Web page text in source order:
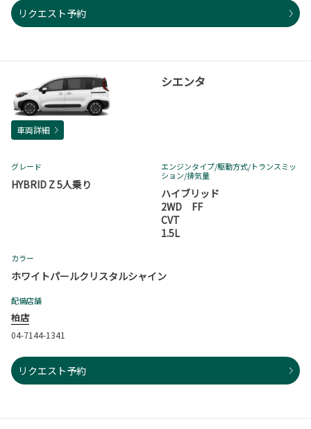
リクエスト予約
シエンタ
車両詳細
グレード
HYBRID Z 5人乗り
エンジンタイプ/駆動方式/トランスミッ
ション/排気量
ハイブリッド
2WD FF
CVT
1.5L
カラー
ホワイトパールクリスタルシャイン
配備店舗
柏店
04-7144-1341
リクエスト予約